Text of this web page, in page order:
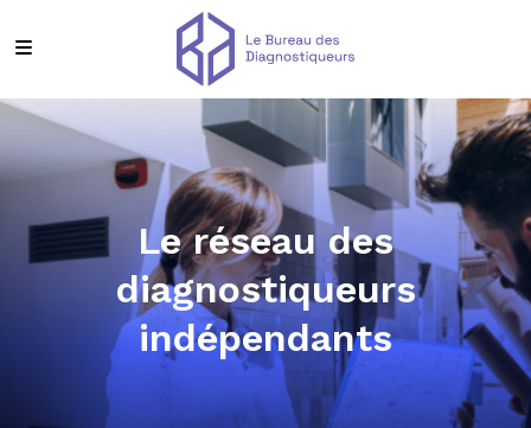
Le réseau des
diagnostiqueurs
indépendants